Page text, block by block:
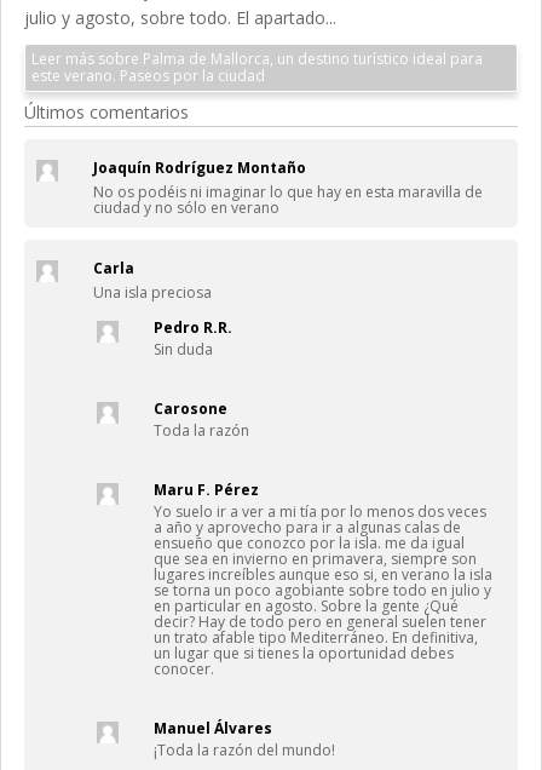
julio y agosto, sobre todo. El apartado...
Leer más sobre Palma de Mallorca, un destino turístico ideal para
este verano. Paseos por la ciudad
Últimos comentarios
Joaquín Rodríguez Montaño
No os podéis ni imaginar lo que hay en esta maravilla de
ciudad y no sólo en verano
Carla
Una isla preciosa
Pedro R.R.
Sin duda
Carosone
Toda la razón
Maru F. Pérez
Yo suelo ir a ver a mi tía por lo menos dos veces
a año y aprovecho para ir a algunas calas de
ensueño que conozco por la isla. me da igual
que sea en invierno en primavera, siempre son
lugares increíbles aunque eso si, en verano la isla
se torna un poco agobiante sobre todo en julio y
en particular en agosto. Sobre la gente ¿Qué
decir? Hay de todo pero en general suelen tener
un trato afable tipo Mediterráneo. En definitiva,
un lugar que si tienes la oportunidad debes
conocer.
Manuel Álvares
¡Toda la razón del mundo!